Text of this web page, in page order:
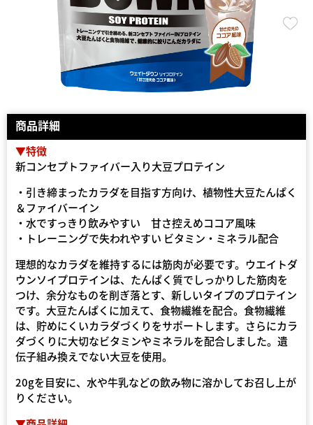
商品詳細
▼特徴
新コンセプトファイバー入り大豆プロテイン
・引き締まったカラダを目指す方向け、植物性大豆たんぱく
＆ファイバーイン
・水ですっきり飲みやすい 甘さ控えめココア風味
・トレーニングで失われやすい ビタミン・ミネラル配合
理想的なカラダを維持するには筋肉が必要です。ウエイトダ
ウンソイプロテインは、たんぱく質でしっかりした筋肉を
つけ、余分なものを削ぎ落とす、新しいタイプのプロテイン
です。大豆たんぱくに加えて、食物繊維を配合。食物繊維
は、貯めにくいカラダづくりをサポートします。さらにカラ
ダづくりに大切なビタミンやミネラルを配合しました。遺
伝子組み換えでない大豆を使用。
20gを目安に、水や牛乳などの飲み物に溶かしてお召し上が
りください。